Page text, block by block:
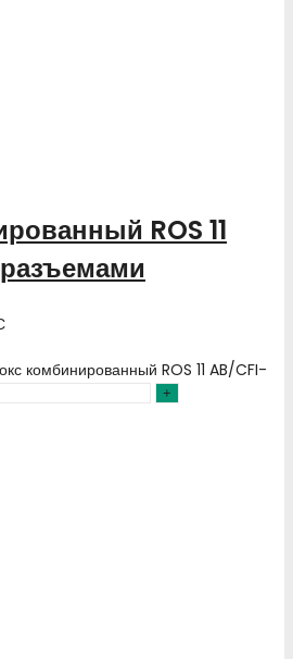
ROS 11
комбинированный ROS 11 AB/CFI-